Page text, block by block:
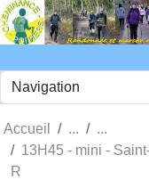
Accueil
13H45 - mini -
R
Panneau de gestion